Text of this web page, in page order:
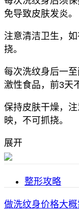
免导致皮肤发炎。
注意清洁卫生，
挠。
每次洗纹身后一
激性食品，前3天
保持皮肤干燥，
映，不可抓挠。
展开
整形攻略
做洗纹身价格大